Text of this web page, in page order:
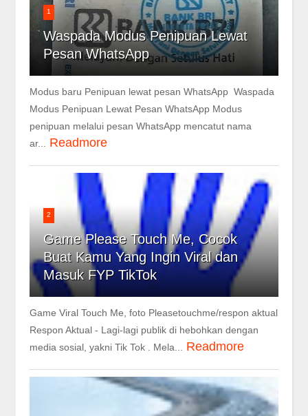
1
Waspada Modus Penipuan Lewat
Pesan WhatsApp
Modus baru Penipuan lewat pesan WhatsApp Waspada
Modus Penipuan Lewat Pesan WhatsApp Modus
penipuan melalui pesan WhatsApp mencatut nama
ar...
Readmore
2
Game Please Touch Me, Cocok
Buat Kamu Yang Ingin Viral dan
Masuk FYP TikTok
Game Viral Touch Me, foto Pleasetouchme/respon aktual
Respon Aktual - Lagi-lagi publik di hebohkan dengan
media sosial, yakni Tik Tok . Mela...
Readmore